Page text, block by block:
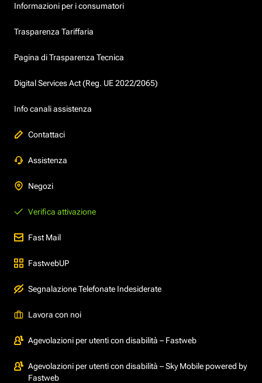
Informazioni per i consumatori
Trasparenza Tariffaria
Pagina di Trasparenza Tecnica
Digital Services Act (Reg. UE 2022/2065)
Info canali assistenza
Contattaci
Assistenza
Negozi
Verifica attivazione
Fast Mail
FastwebUP
Segnalazione Telefonate Indesiderate
Lavora con noi
Agevolazioni per utenti con disabilità – Fastweb
Agevolazioni per utenti con disabilità – Sky Mobile powered by
Fastweb